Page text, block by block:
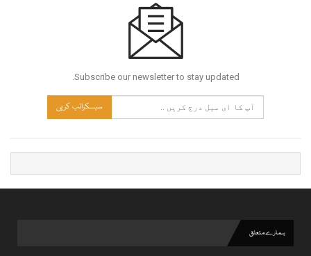
Subscribe our newsletter to stay updated.
سبسکرائب کریں
ہمارے متعلق